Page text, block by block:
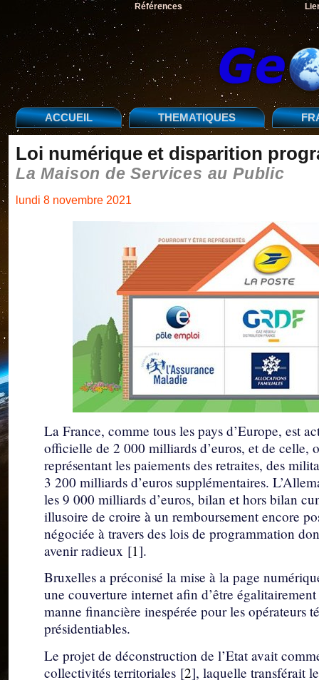
Références
ACCUEIL THEMATIQUES
Loi numérique et disparition
La Maison de Services au Public
lundi 8 novembre 2021
La France, comme tous les pays d’Europe, est
officielle de 2 000 milliards d’euros, et de celle,
représentant les paiements des retraites, des
3 200 milliards d’euros supplémentaires.
les 9 000 milliards d’euros, bilan et hors bilan
illusoire de croire à un remboursement encore
négociée à travers des lois de programmation
avenir radieux [1].
Bruxelles a préconisé la mise à la page
une couverture internet afin d’être
manne financière inespérée pour les opérateurs
présidentiables.
Le projet de déconstruction de l’Etat avait
collectivités territoriales [2], laquelle transférait